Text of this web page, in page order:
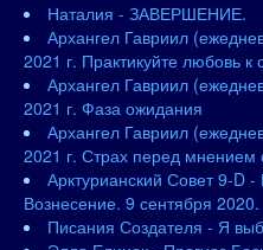
Наталия - ЗАВЕРШЕНИЕ.
Архангел Гавриил
2021 г. Практикуйте любовь к
Архангел Гавриил
2021 г. Фаза ожидания
Архангел Гавриил
2021 г. Страх перед
Арктурианский Совет 9-D
Вознесение. 9 сентября 2020.
Писания Создателя - Я